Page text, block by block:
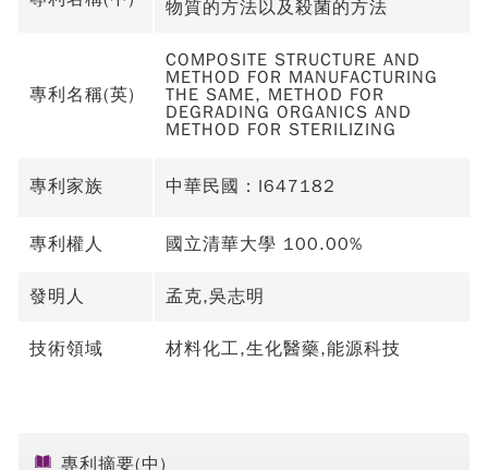
物質的方法以及殺菌的方法
專利名稱(英)
COMPOSITE STRUCTURE AND
METHOD FOR MANUFACTURING
THE SAME, METHOD FOR
DEGRADING ORGANICS AND
METHOD FOR STERILIZING
專利家族 中華民國：I647182
專利權人 國立清華大學 100.00%
發明人 孟克,吳志明
技術領域 材料化工,生化醫藥,能源科技
專利摘要(中)